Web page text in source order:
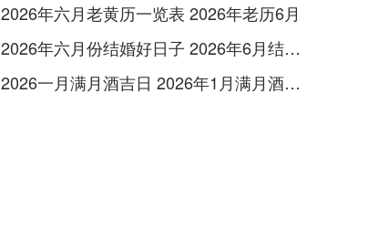
2026年六月老黄历一览表 2026年老历6月
2026年六月份结婚好日子 2026年6月结婚好吗
2026一月满月酒吉日 2026年1月满月酒吉日